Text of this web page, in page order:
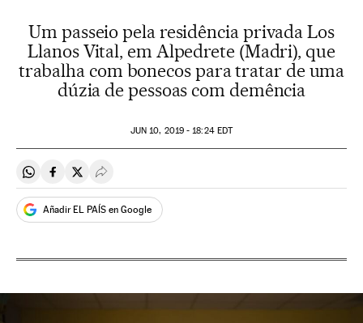
Um passeio pela residência privada Los
Llanos Vital, em Alpedrete (Madri), que
trabalha com bonecos para tratar de uma
dúzia de pessoas com demência
JUN 10, 2019 - 18:24EDT
Compartir en Whatsapp
Compartir en Facebook
Compartir en Twitter
Desplegar Redes Sociales
Añadir EL PAÍS en Google